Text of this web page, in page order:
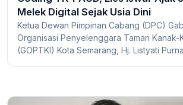
Melek Digital Sejak Usia Dini
Ketua Dewan Pimpinan Cabang (DPC)
Organisasi Penyelenggara Taman Kanak-
(GOPTKI) Kota Semarang, Hj. Listyati